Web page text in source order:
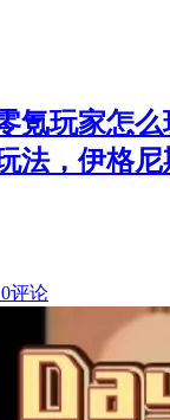
氪玩家怎
法，伊格
0评论